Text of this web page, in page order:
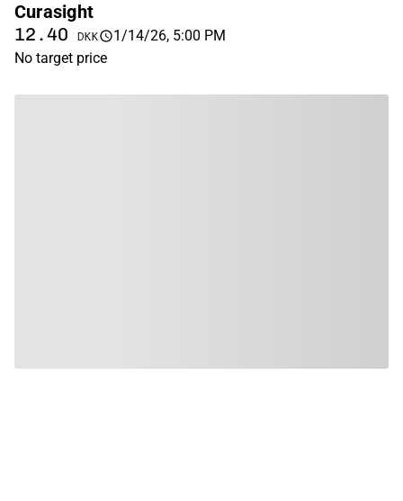
Curasight
12.40 DKK
1/14/26, 5:00 PM
No target price